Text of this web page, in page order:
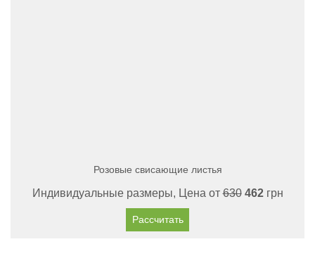
Розовые свисающие листья
Индивидуальные размеры, Цена от630 462грн
Рассчитать